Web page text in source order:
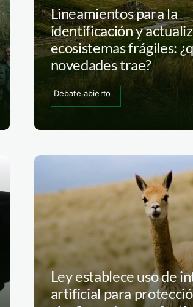
Lineamientos para la
identificación y
ecosistemas frágiles:
novedades trae?
Debate abierto
Ley establece uso de
artificial para